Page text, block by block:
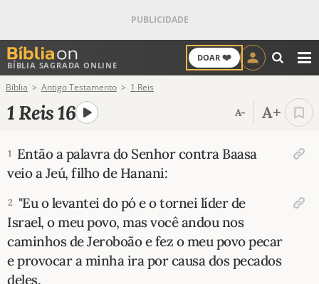
BÍBLIA SAGRADA ONLINE
DOAR ❤️
ANTIGO TESTAMENTO
VERSÍCULOS
VERSÍCULO DO DIA
PALAVRA DO DIA
SALMO DO DIA
Bíblia Antigo Testamento 1 Reis
1 Reis 16 A- A+
1 Então a palavra do Senhor contra Baasa
veio a Jeú, filho de Hanani:
2 "Eu o levantei do pó e o tornei líder de
Israel, o meu povo, mas você andou nos
caminhos de Jeroboão e fez o meu povo pecar
e provocar a minha ira por causa dos pecados
deles.